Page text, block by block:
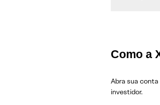
Como a
Abra sua conta
investidor.